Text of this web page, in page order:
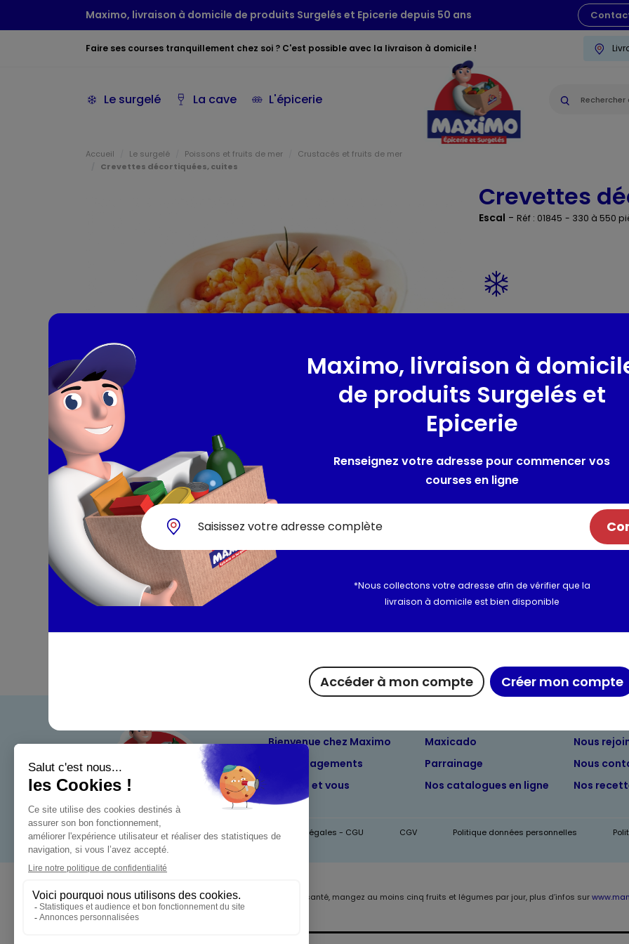
Maximo, livraison à domicile de produits Surgelés et Epicerie depuis 50 ans
Faire ses courses tranquillement chez soi ? C'est possible avec la livraison à domicile !
Le surgelé La cave L'épicerie
Accueil Le surgelé Poissons et fruits de mer
Crustacés et fruits de mer
Crevettes décortiquées, cuites
Crevettes
Escal - Réf : 01845 - 330 à 550
pêchées en océan Indien ou
Utilisation et
Composition /
CREVETTE (Metapenaeus
sodium), stabilisants : E451
colorants : E160c (extrait de
Informations
Bienvenue chez Maximo
Nos engagements
Maximo et vous
Maxicado
Parrainage
Nos catalogues en ligne
Nous
Nous
Nos
Mentions légales - CGU CGV Politique données personnelles
Pour votre santé, mangez au moins cinq fruits et légumes par jour, plus d’infos sur
Maximo, livraison à
de produits Surgelés et
Epicerie
Renseignez votre adresse pour commencer vos
courses en ligne
*Nous collectons votre adresse afin de vérifier que la
livraison à domicile est bien disponible
Accéder à mon compte Créer mon compte